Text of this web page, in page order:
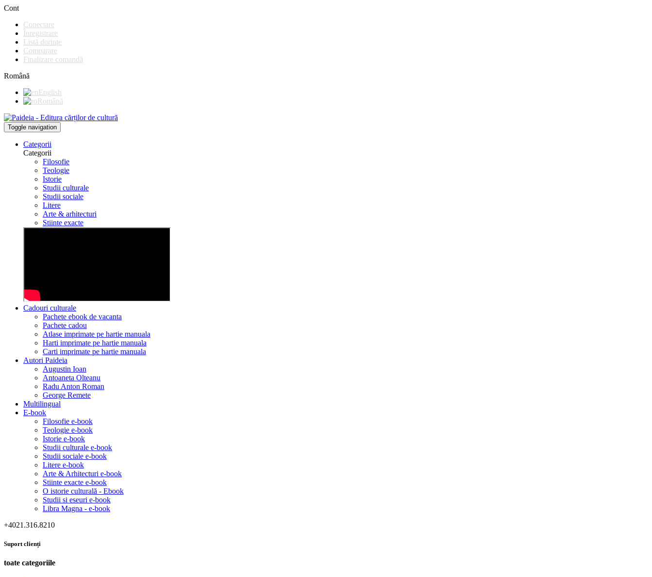
Cont
Conectare
Înregistrare
Listă dorințe
Comparare
Finalizare comandă
Română
English
Română
Toggle navigation
Categorii
Categorii
Filosofie
Teologie
Istorie
Studii culturale
Studii sociale
Litere
Arte & arhitecturi
Stiinte exacte
Cadouri culturale
Pachete ebook de vacanta
Pachete cadou
Atlase imprimate pe hartie manuala
Harti imprimate pe hartie manuala
Carti imprimate pe hartie manuala
Autori Paideia
Augustin Ioan
Antoaneta Olteanu
Radu Anton Roman
George Remete
Multilingual
E-book
Filosofie e-book
Teologie e-book
Istorie e-book
Studii culturale e-book
Studii sociale e-book
Litere e-book
Arte & Arhitecturi e-book
Stiinte exacte e-book
O istorie culturală - Ebook
Studii si eseuri e-book
Libra Magna - e-book
+4021.316.8210
Suport clienți
toate categoriile